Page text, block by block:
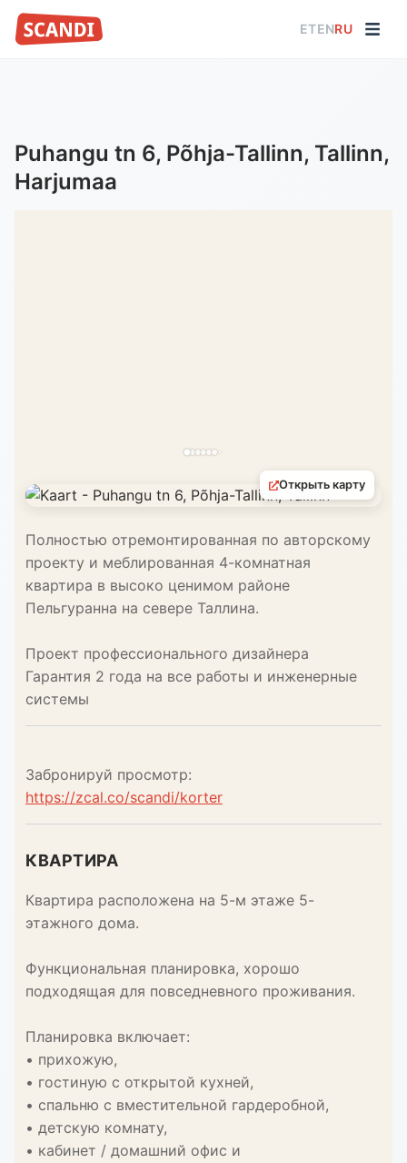
ETENRU
Puhangu tn 6, Põhja-Tallinn, Tallinn,
Harjumaa
Открыть карту
Полностью отремонтированная по авторскому
проекту и меблированная 4-комнатная
квартира в высоко ценимом районе
Пельгуранна на севере Таллина.
Проект профессионального дизайнера
Гарантия 2 года на все работы и инженерные
системы
Забронируй просмотр:
https://zcal.co/scandi/korter
КВАРТИРА
Квартира расположена на 5-м этаже 5-
этажного дома.
Функциональная планировка, хорошо
подходящая для повседневного проживания.
Планировка включает:
• прихожую,
• гостиную с открытой кухней,
• спальню с вместительной гардеробной,
• детскую комнату,
• кабинет / домашний офис и